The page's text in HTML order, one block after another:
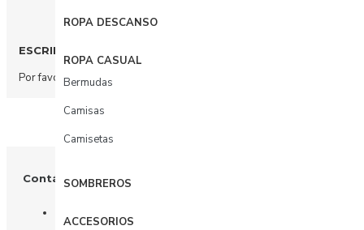
ROPA DESCANSO
ROPA CASUAL
Bermudas
Camisas
Camisetas
SOMBREROS
ACCESORIOS
ESCRIBIR COMENTARIO
Por favoraccedaoregístrate
Contáctenos